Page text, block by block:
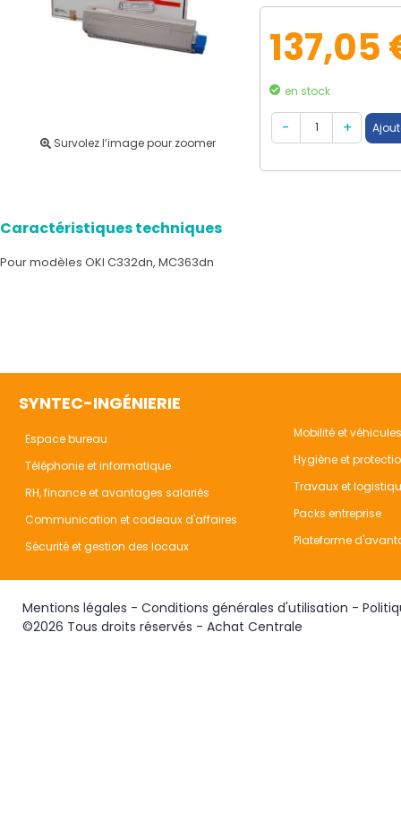
Survolez l’image pour zoomer
137,05
en stock
Caractéristiques techniques
Pour modèles OKI C332dn, MC363dn
SYNTEC-INGÉNIERIE
Espace bureau
Téléphonie et informatique
RH, finance et avantages salariés
Communication et cadeaux d'affaires
Sécurité et gestion des locaux
Mobilité et véhicules
Hygiène et
Travaux et
Packs entreprise
Plateforme
Mentions légales - Conditions générales d'utilisation -
©2026 Tous droits réservés - Achat Centrale